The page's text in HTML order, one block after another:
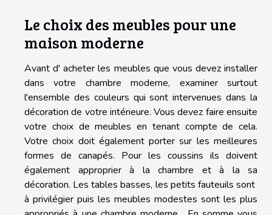
Le choix des meubles pour une
maison moderne
Avant d' acheter les meubles que vous devez installer
dans votre chambre moderne, examiner surtout
l'ensemble des couleurs qui sont intervenues dans la
décoration de votre intérieure. Vous devez faire ensuite
votre choix de meubles en tenant compte de cela.
Votre choix doit également porter sur les meilleures
formes de canapés. Pour les coussins ils doivent
également approprier à la chambre et à la sa
décoration. Les tables basses, les petits fauteuils sont
à privilégier puis les meubles modestes sont les plus